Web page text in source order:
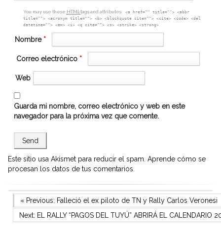
You may use these HTML tags and attributes:
<a href="" title=""> <abbr
title=""> <acronym title=""> <b> <blockquote cite=""> <cite> <code> <del
datetime=""> <em> <i> <q cite=""> <s> <strike> <strong>
Nombre *
Correo electrónico *
Web
Guarda mi nombre, correo electrónico y web en este
navegador para la próxima vez que comente.
Este sitio usa Akismet para reducir el spam. Aprende cómo se
procesan los datos de tus comentarios.
Navegación
de
Previous Post
« Previous: Falleció el ex piloto de TN y Rally Carlos Veronesi
Next Post
Next: EL RALLY “PAGOS DEL TUYÚ” ABRIRÁ EL CALENDARIO